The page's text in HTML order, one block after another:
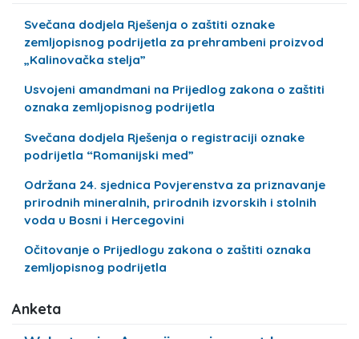
Svečana dodjela Rješenja o zaštiti oznake
zemljopisnog podrijetla za prehrambeni proizvod
„Kalinovačka stelja”
Usvojeni amandmani na Prijedlog zakona o zaštiti
oznaka zemljopisnog podrijetla
Svečana dodjela Rješenja o registraciji oznake
podrijetla “Romanijski med”
Održana 24. sjednica Povjerenstva za priznavanje
prirodnih mineralnih, prirodnih izvorskih i stolnih
voda u Bosni i Hercegovini
Očitovanje o Prijedlogu zakona o zaštiti oznaka
zemljopisnog podrijetla
Anketa